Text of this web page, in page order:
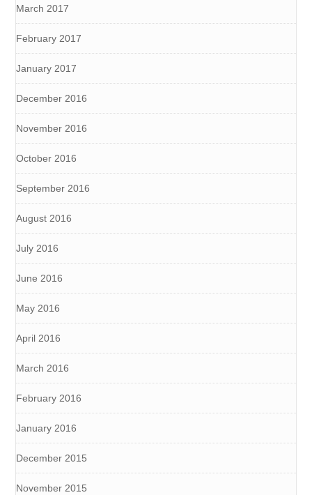
March 2017
February 2017
January 2017
December 2016
November 2016
October 2016
September 2016
August 2016
July 2016
June 2016
May 2016
April 2016
March 2016
February 2016
January 2016
December 2015
November 2015